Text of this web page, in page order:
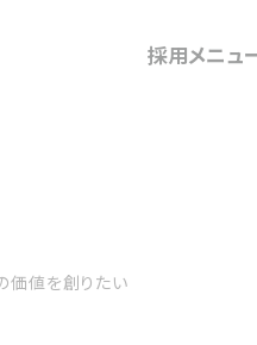
採用メニュ
価値を創りたい